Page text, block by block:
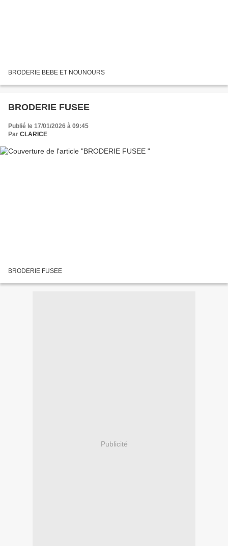
BRODERIE BEBE ET NOUNOURS
BRODERIE FUSEE
Publié le 17/01/2026 à 09:45
Par CLARICE
BRODERIE FUSEE
Publicité